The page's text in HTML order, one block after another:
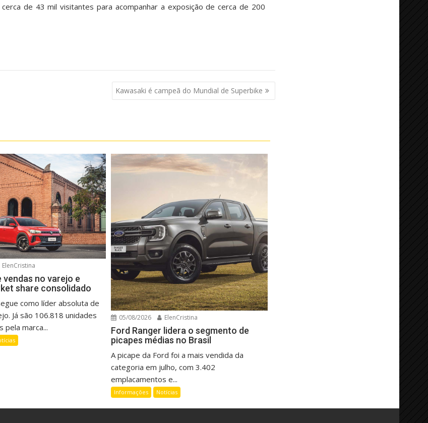
de 43 mil visitantes para acompanhar a exposição de cerca de 200
Kawasaki é campeã do Mundial de Superbike
ElenCristina
vendas no varejo e
share consolidado
como líder absoluta de
Já são 106.818 unidades
pela marca...
05/08/2026 ElenCristina
Ford Ranger lidera o segmento de
picapes médias no Brasil
A picape da Ford foi a mais vendida da
categoria em julho, com 3.402
emplacamentos e...
Informações Notícias